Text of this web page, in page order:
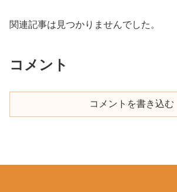
関連記事は見つかりませんでした。
コメント
コメントを書き込む